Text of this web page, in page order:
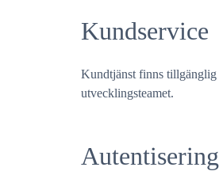
Kundservice
Kundtjänst finns
utvecklingsteamet.